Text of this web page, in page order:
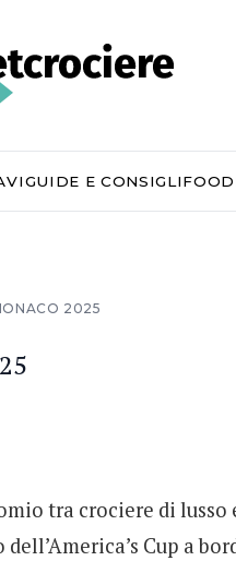
GUIDE E CONSIGLIFOOD
2025
tra crociere di
dell’America’s Cup a